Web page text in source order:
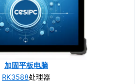
加固平板电脑
RK3588处理器